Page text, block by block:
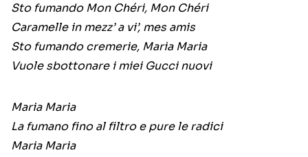
Sto fumando Mon Chéri, Mon Chéri
Caramelle in mezz’ a vi’, mes amis
Sto fumando cremerie, Maria Maria
Vuole sbottonare i miei Gucci nuovi
Maria Maria
La fumano fino al filtro e pure le radici
Maria Maria